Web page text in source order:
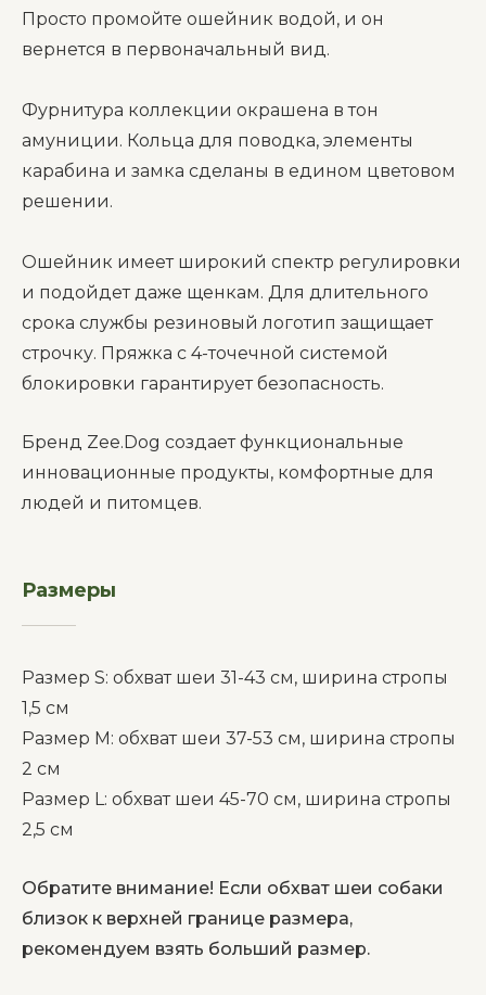
Просто промойте ошейник водой, и он
вернется в первоначальный вид.
Фурнитура коллекции окрашена в тон
амуниции. Кольца для поводка, элементы
карабина и замка сделаны в едином цветовом
решении.
Ошейник имеет широкий спектр регулировки
и подойдет даже щенкам. Для длительного
срока службы резиновый логотип защищает
строчку. Пряжка с 4-точечной системой
блокировки гарантирует безопасность.
Бренд Zee.Dog создает функциональные
инновационные продукты, комфортные для
людей и питомцев.
Размеры
Размер S: обхват шеи 31-43 см, ширина стропы
1,5 см
Размер M: обхват шеи 37-53 см, ширина стропы
2 см
Размер L: обхват шеи 45-70 см, ширина стропы
2,5 см
Обратите внимание! Если обхват шеи собаки
близок к верхней границе размера,
рекомендуем взять больший размер.